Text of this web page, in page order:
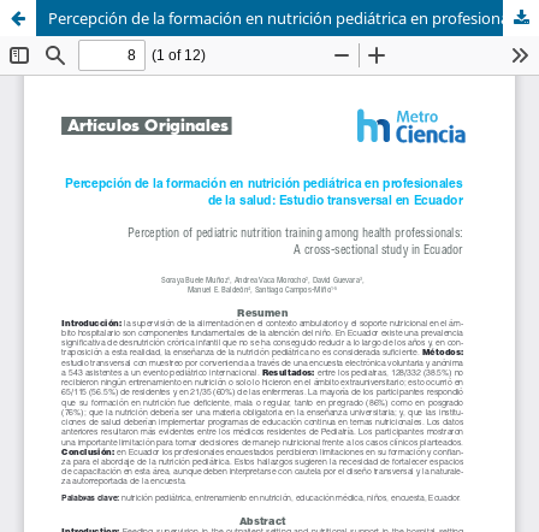
Percepción de la formación en nutrición pediátrica en profesionales de la salud: Estudio transversal en Ecuador